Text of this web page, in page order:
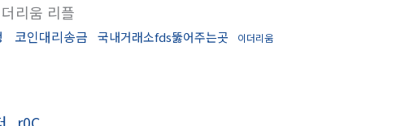
리움 리플
코인대리송금 국내거래소fds뚫어주는곳 이더리움
_r0C